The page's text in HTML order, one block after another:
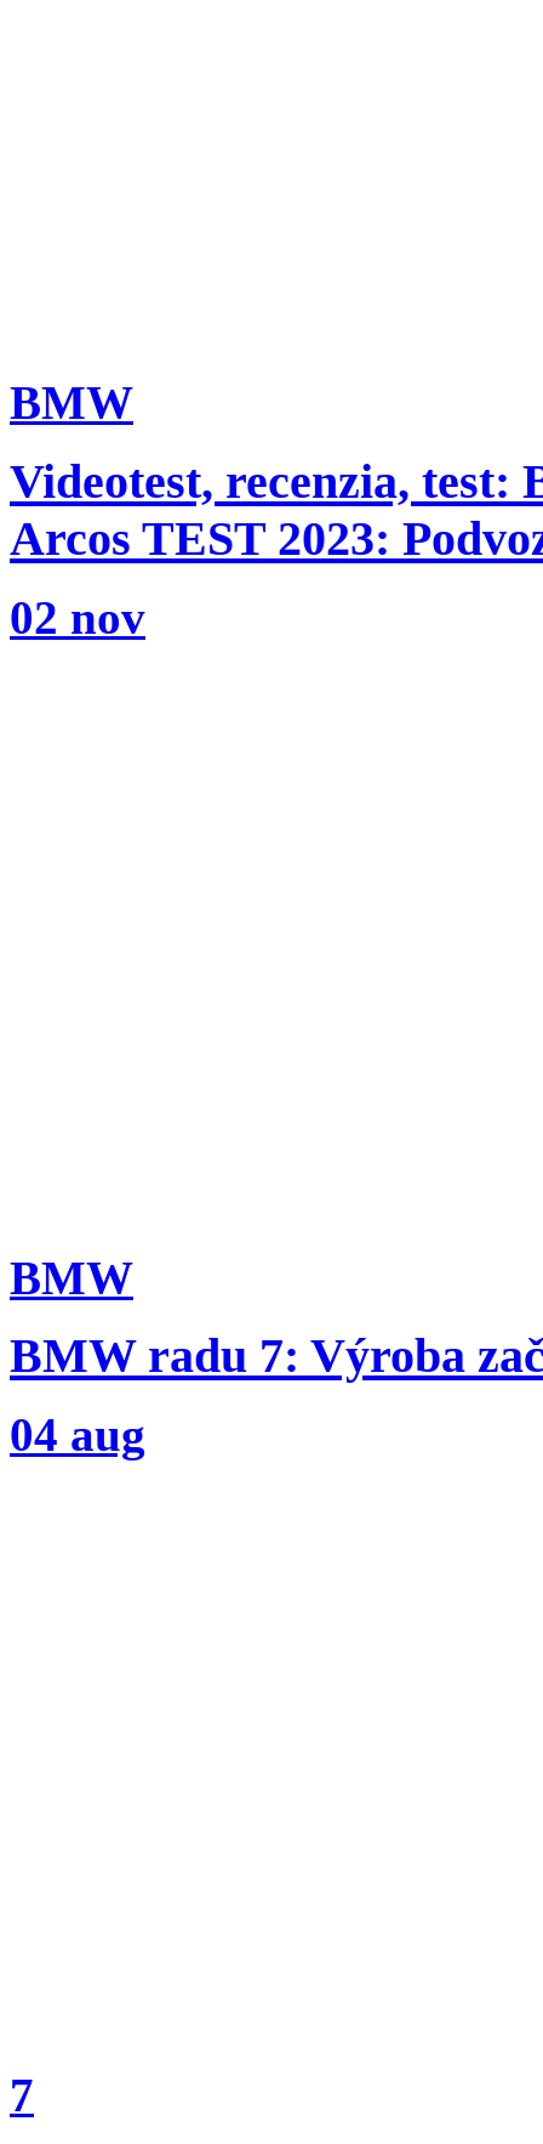
BMW
Videotest, recenzia,
Arcos TEST 2023:
02 nov
BMW
BMW radu 7: Výroba
04 aug
7